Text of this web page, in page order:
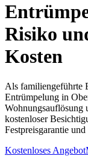
Risiko
Kosten
Als familiengeführte
Entrümpelung in
Wohnungsauflösung
kostenloser
Festpreisgarantie
Kostenloses Angebot